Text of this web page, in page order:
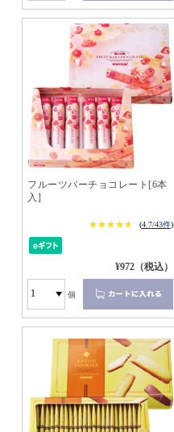
フルーツバーチョコレート[6本
入]
★★★★★
★★★★★ (4.7/43件)
¥972（税込）
個